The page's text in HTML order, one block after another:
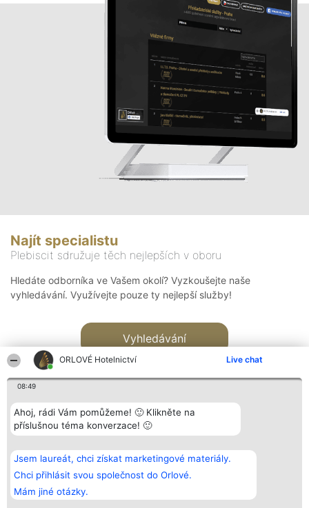
ORLOVÉ Hotelnictví Live chat
08:49
Ahoj, rádi Vám pomůžeme! 🙂 Klikněte na
příslušnou téma konverzace! 🙂
Jsem laureát, chci získat marketingové materiály.
Chci přihlásit svou společnost do Orlové.
Mám jiné otázky.
Najít specialistu
Plebiscit sdružuje těch nejlepších v oboru
Hledáte odborníka ve Vašem okolí? Vyzkoušejte naše
vyhledávání. Využívejte pouze ty nejlepší služby!
Vyhledávání
Bright Side Solutions sp. z o.
o. sp. k.
ul. Ruska 22
Wrocław 50-079
KRS 0000749100 | Regon
381313360 | NIP 8943132676
Vítězové
Seznam všech
laureátů
Zásady
Zásady
Kontakt